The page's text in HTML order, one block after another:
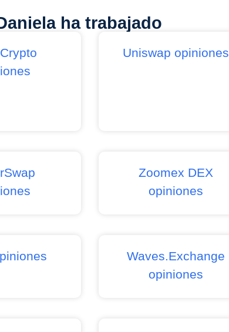
ha trabajado
Uniswap opiniones
Zoomex DEX
opiniones
Waves.Exchange
opiniones